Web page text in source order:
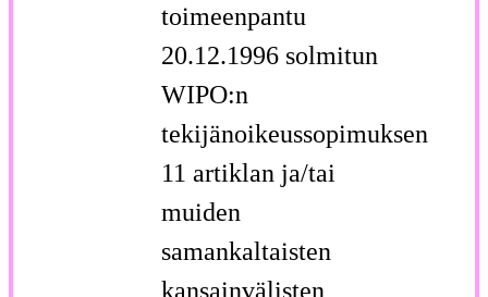
toimeenpantu
20.12.1996 solmitun
WIPO:n
tekijänoikeussopimuksen
11 artiklan ja/tai
muiden
samankaltaisten
kansainvälisten